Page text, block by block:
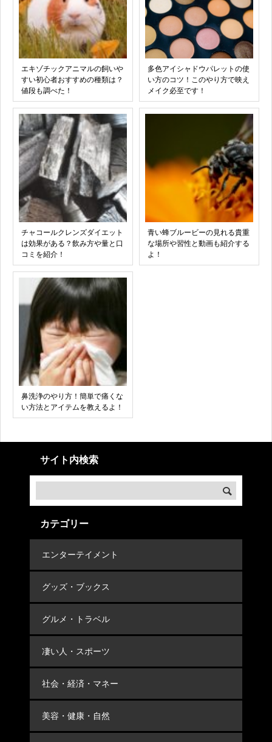
エキゾチックアニマルの飼いや
すい初心者おすすめの種類は？
値段も調べた！
多色アイシャドウパレットの使
い方のコツ！このやり方で映え
メイク必至です！
チャコールクレンズダイエット
は効果がある？飲み方や量と口
コミを紹介！
青い蜂ブルービーの見れる貴重
な場所や習性と動画も紹介する
よ！
鼻洗浄のやり方！簡単で痛くな
い方法とアイテムを教えるよ！
サイト内検索
カテゴリー
エンターテイメント
グッズ・ブックス
グルメ・トラベル
凄い人・スポーツ
社会・経済・マネー
美容・健康・自然